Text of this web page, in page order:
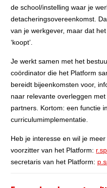
de school/instelling waar je
detacheringsovereenkomst.
van je werkgever, maar dat
‘koopt’.
Je werkt samen met het
coördinator die het Platform
bereidt bijeenkomsten voor,
naar relevante overleggen
partners. Kortom: een functie
curriculumimplementatie.
Heb je interesse en wil je
voorzitter van het Platform:
secretaris van het Platform: